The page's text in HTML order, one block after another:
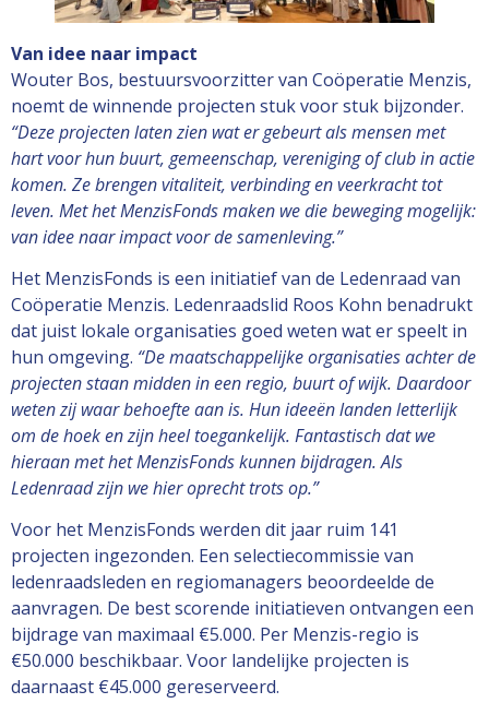
Van idee naar impact
Wouter Bos, bestuursvoorzitter van Coöperatie Menzis,
noemt de winnende projecten stuk voor stuk bijzonder.
“Deze projecten laten zien wat er gebeurt als mensen met
hart voor hun buurt, gemeenschap, vereniging of club in actie
komen. Ze brengen vitaliteit, verbinding en veerkracht tot
leven. Met het MenzisFonds maken we die beweging mogelijk:
van idee naar impact voor de samenleving.”
Het MenzisFonds is een initiatief van de Ledenraad van
Coöperatie Menzis. Ledenraadslid Roos Kohn benadrukt
dat juist lokale organisaties goed weten wat er speelt in
hun omgeving. “De maatschappelijke organisaties achter de
projecten staan midden in een regio, buurt of wijk. Daardoor
weten zij waar behoefte aan is. Hun ideeën landen letterlijk
om de hoek en zijn heel toegankelijk. Fantastisch dat we
hieraan met het MenzisFonds kunnen bijdragen. Als
Ledenraad zijn we hier oprecht trots op.”
Voor het MenzisFonds werden dit jaar ruim 141
projecten ingezonden. Een selectiecommissie van
ledenraadsleden en regiomanagers beoordeelde de
aanvragen. De best scorende initiatieven ontvangen een
bijdrage van maximaal €5.000. Per Menzis-regio is
€50.000 beschikbaar. Voor landelijke projecten is
daarnaast €45.000 gereserveerd.